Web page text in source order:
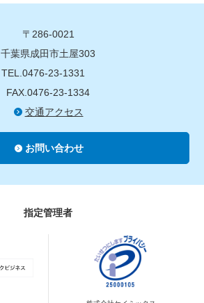
〒286-0021
千葉県成田市土屋303
TEL.0476-23-1331
FAX.0476-23-1334
交通アクセス
お問い合わせ
指定管理者